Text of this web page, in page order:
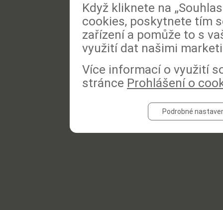
Když kliknete na
cookies, poskytnete tím
zařízení a pomůže to s
využití dat našimi
Více informací o využití
stránce Prohlášení o
Podrobné